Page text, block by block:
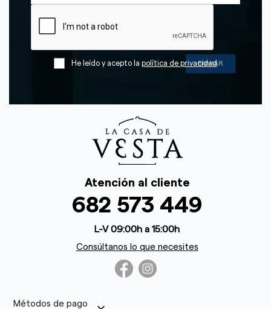
He leído y acepto la política de privacidad
Atención al cliente
682 573 449
L-V 09:00h a 15:00h
Consúltanos lo que necesites
Métodos de pago